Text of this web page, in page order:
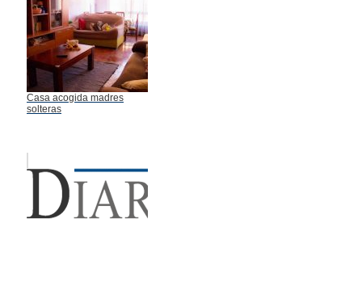
Casa acogida madres
solteras